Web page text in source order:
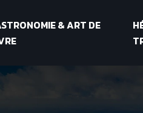
& ART DE